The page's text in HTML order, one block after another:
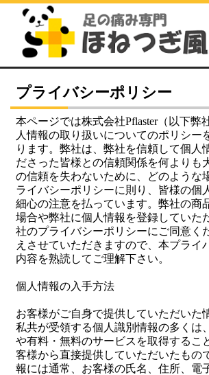
プライバシーポリシー
本ページでは株式会社Pflaster（以下弊
人情報の取り扱いについてのポリシー
ります。弊社は、弊社を信頼して個人
ださった皆様との信頼関係を何よりも
の信頼を失わないために、どのような
ライバシーポリシーに則り、皆様の個
細心の注意を払っています。弊社の商
場合や弊社に個人情報を登録していた
社のプライバシーポリシーにご同意く
えさせていただきますので、本プライ
内容を熟読してご理解下さい。
個人情報の入手方法
お客様がご自身で提供していただいた
私共が受領する個人識別情報の多くは
や有料・無料のサービスを取得するこ
客様から直接提供していただいたもの
報には通常、お客様の氏名、住所、電